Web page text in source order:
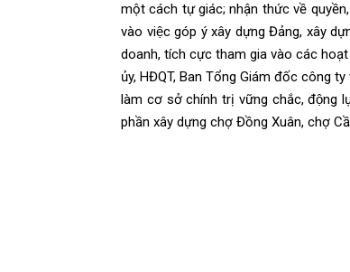
một cách tự giác; nhận thức về
vào việc góp ý xây dựng Đảng, xây
doanh, tích cực tham gia vào các
ủy, HĐQT, Ban Tổng Giám đốc công ty
làm cơ sở chính trị vững chắc, động
phần xây dựng chợ Đồng Xuân, chợ